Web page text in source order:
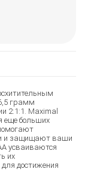
грамм
2:1:1. Maximal
еще больших
и защищают ваши
усваиваются
их
достижения